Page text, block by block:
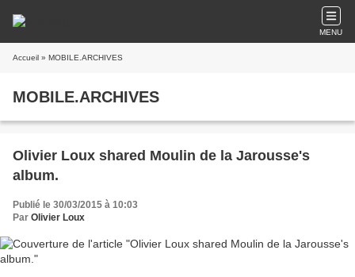
MENU
Accueil » MOBILE.ARCHIVES
MOBILE.ARCHIVES
Olivier Loux shared Moulin de la Jarousse's
album.
Publié le 30/03/2015 à 10:03
Par Olivier Loux